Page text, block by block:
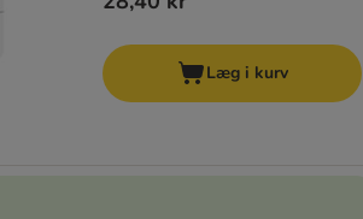
Læg i kurv